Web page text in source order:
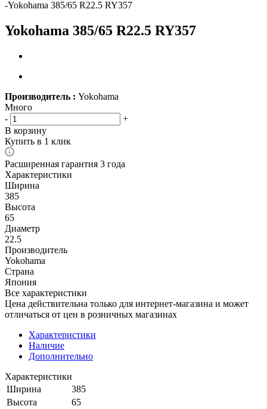
-Yokohama 385/65 R22.5 RY357
Yokohama 385/65 R22.5 RY357
Производитель : Yokohama
Много
-
+
В корзину
Купить в 1 клик
Расширенная гарантия 3 года
Характеристики
Ширина
385
Высота
65
Диаметр
22.5
Производитель
Yokohama
Страна
Япония
Все характеристики
Цена действительна только для интернет-магазина и может
отличаться от цен в розничных магазинах
Характеристики
Наличие
Дополнительно
Характеристики
Ширина
385
Высота
65